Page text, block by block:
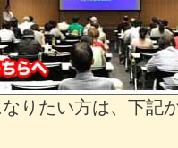
りたい方は、下記